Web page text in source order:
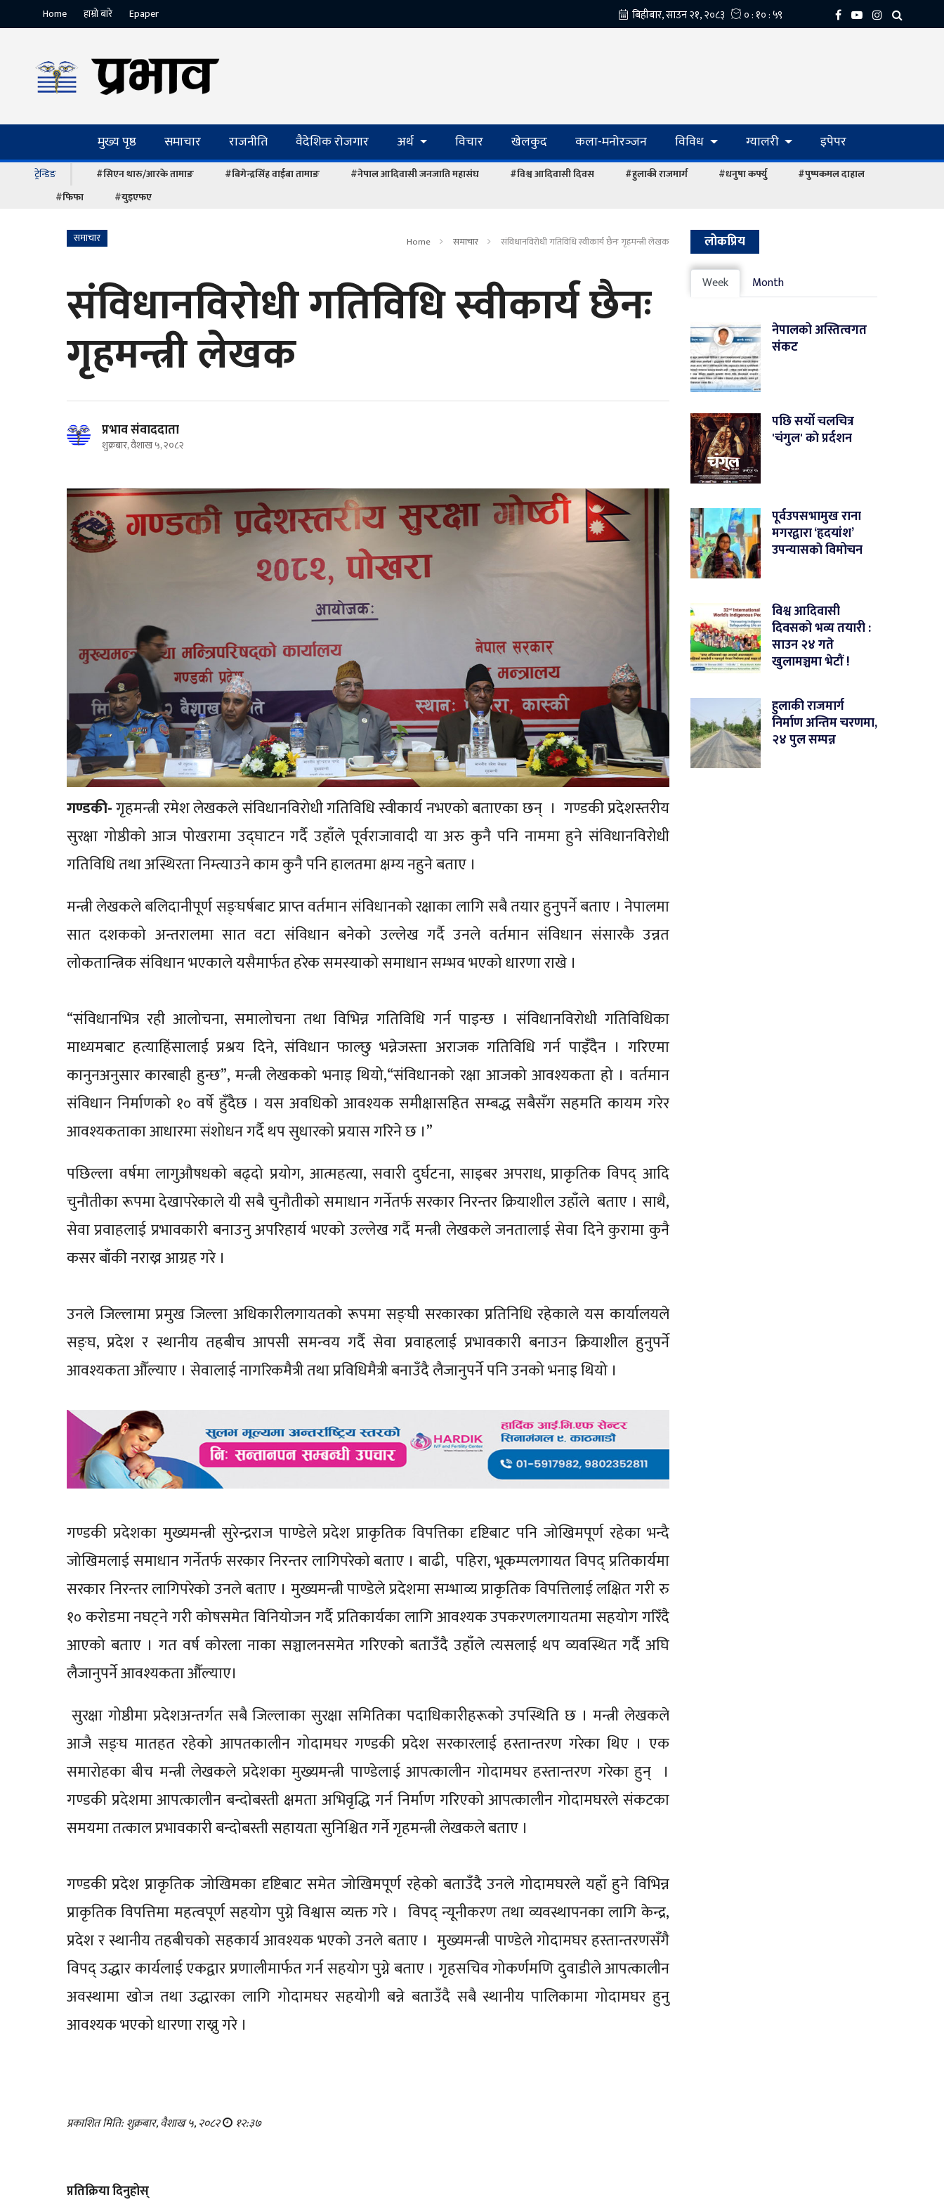
Home हाम्रो बारे Epaper
मुख्य पृष्ठ समाचार राजनीति वैदेशिक रोजगार अर्थ विचार खेलकुद कला-मनोरञ्‍जन विविध ग्यालरी इपेपर
ट्रेन्डिङ #सिएन थारु/आरके तामाङ #बिगेन्द्रसिंह वाईबा तामाङ #नेपाल आदिवासी जनजाति महासंघ #विश्व आदिवासी दिवस #हुलाकी राजमार्ग #धनुषा कर्फ्यु
#पुष्पकमल दाहाल
#फिफा
#युइएफए
समाचार Home समाचार संविधानविरोधी गतिविधि स्वीकार्य छैनः गृहमन्त्री लेखक
संविधानविरोधी गतिविधि स्वीकार्य छैनः
गृहमन्त्री लेखक
प्रभाव संवाददाता
शुक्रबार, वैशाख ५, २०८२
गण्डकी-गृहमन्त्री रमेश लेखकले संविधानविरोधी गतिविधि स्वीकार्य नभएको बताएका छन् । गण्डकी प्रदेशस्तरीय
सुरक्षा गोष्ठीको आज पोखरामा उद्घाटन गर्दै उहाँले पूर्वराजावादी या अरु कुनै पनि नाममा हुने संविधानविरोधी
गतिविधि तथा अस्थिरता निम्त्याउने काम कुनै पनि हालतमा क्षम्य नहुने बताए ।
मन्त्री लेखकले बलिदानीपूर्ण सङ्घर्षबाट प्राप्त वर्तमान संविधानको रक्षाका लागि सबै तयार हुनुपर्ने बताए । नेपालमा
सात दशकको अन्तरालमा सात वटा संविधान बनेको उल्लेख गर्दै उनले वर्तमान संविधान संसारकै उन्नत
लोकतान्त्रिक संविधान भएकाले यसैमार्फत हरेक समस्याको समाधान सम्भव भएको धारणा राखे ।
“संविधानभित्र रही आलोचना, समालोचना तथा विभिन्न गतिविधि गर्न पाइन्छ । संविधानविरोधी गतिविधिका
माध्यमबाट हत्याहिंसालाई प्रश्रय दिने, संविधान फाल्छु भन्नेजस्ता अराजक गतिविधि गर्न पाइँदैन । गरिएमा
कानुनअनुसार कारबाही हुन्छ”, मन्त्री लेखकको भनाइ थियो,“संविधानको रक्षा आजको आवश्यकता हो । वर्तमान
संविधान निर्माणको १० वर्षे हुँदैछ । यस अवधिको आवश्यक समीक्षासहित सम्बद्ध सबैसँग सहमति कायम गरेर
आवश्यकताका आधारमा संशोधन गर्दै थप सुधारको प्रयास गरिने छ ।”
पछिल्ला वर्षमा लागुऔषधको बढ्दो प्रयोग, आत्महत्या, सवारी दुर्घटना, साइबर अपराध, प्राकृतिक विपद् आदि
चुनौतीका रूपमा देखापरेकाले यी सबै चुनौतीको समाधान गर्नेतर्फ सरकार निरन्तर क्रियाशील उहाँले बताए । साथै,
सेवा प्रवाहलाई प्रभावकारी बनाउनु अपरिहार्य भएको उल्लेख गर्दै मन्त्री लेखकले जनतालाई सेवा दिने कुरामा कुनै
कसर बाँकी नराख्न आग्रह गरे ।
उनले जिल्लामा प्रमुख जिल्ला अधिकारीलगायतको रूपमा सङ्घी सरकारका प्रतिनिधि रहेकाले यस कार्यालयले
सङ्घ, प्रदेश र स्थानीय तहबीच आपसी समन्वय गर्दै सेवा प्रवाहलाई प्रभावकारी बनाउन क्रियाशील हुनुपर्ने
आवश्यकता औँल्याए । सेवालाई नागरिकमैत्री तथा प्रविधिमैत्री बनाउँदै लैजानुपर्ने पनि उनको भनाइ थियो ।
गण्डकी प्रदेशका मुख्यमन्त्री सुरेन्द्रराज पाण्डेले प्रदेश प्राकृतिक विपत्तिका दृष्टिबाट पनि जोखिमपूर्ण रहेका भन्दै
जोखिमलाई समाधान गर्नेतर्फ सरकार निरन्तर लागिपरेको बताए । बाढी, पहिरा, भूकम्पलगायत विपद् प्रतिकार्यमा
सरकार निरन्तर लागिपरेको उनले बताए । मुख्यमन्त्री पाण्डेले प्रदेशमा सम्भाव्य प्राकृतिक विपत्तिलाई लक्षित गरी रु
१० करोडमा नघट्ने गरी कोषसमेत विनियोजन गर्दै प्रतिकार्यका लागि आवश्यक उपकरणलगायतमा सहयोग गरिँदै
आएको बताए । गत वर्ष कोरला नाका सञ्चालनसमेत गरिएको बताउँदै उहाँले त्यसलाई थप व्यवस्थित गर्दै अघि
लैजानुपर्ने आवश्यकता औँल्याए।
सुरक्षा गोष्ठीमा प्रदेशअन्तर्गत सबै जिल्लाका सुरक्षा समितिका पदाधिकारीहरूको उपस्थिति छ । मन्त्री लेखकले
आजै सङ्घ मातहत रहेको आपतकालीन गोदामघर गण्डकी प्रदेश सरकारलाई हस्तान्तरण गरेका थिए । एक
समारोहका बीच मन्त्री लेखकले प्रदेशका मुख्यमन्त्री पाण्डेलाई आपत्कालीन गोदामघर हस्तान्तरण गरेका हुन् ।
गण्डकी प्रदेशमा आपत्कालीन बन्दोबस्ती क्षमता अभिवृद्धि गर्न निर्माण गरिएको आपत्कालीन गोदामघरले संकटका
समयमा तत्काल प्रभावकारी बन्दोबस्ती सहायता सुनिश्चित गर्ने गृहमन्त्री लेखकले बताए ।
गण्डकी प्रदेश प्राकृतिक जोखिमका दृष्टिबाट समेत जोखिमपूर्ण रहेको बताउँदै उनले गोदामघरले यहाँ हुने विभिन्न
प्राकृतिक विपत्तिमा महत्वपूर्ण सहयोग पुग्ने विश्वास व्यक्त गरे । विपद् न्यूनीकरण तथा व्यवस्थापनका लागि केन्द्र,
प्रदेश र स्थानीय तहबीचको सहकार्य आवश्यक भएको उनले बताए । मुख्यमन्त्री पाण्डेले गोदामघर हस्तान्तरणसँगै
विपद् उद्धार कार्यलाई एकद्वार प्रणालीमार्फत गर्न सहयोग पुग्ने बताए । गृहसचिव गोकर्णमणि दुवाडीले आपत्कालीन
अवस्थामा खोज तथा उद्धारका लागि गोदामघर सहयोगी बन्ने बताउँदै सबै स्थानीय पालिकामा गोदामघर हुनु
आवश्यक भएको धारणा राख्नु गरे ।
प्रकाशित मिति: शुक्रबार, वैशाख ५, २०८२ १२:३७
प्रतिक्रिया दिनुहोस्
लोकप्रिय
Week Month
नेपालको अस्तित्वगत
संकट
पछि सर्यो चलचित्र
'चंगुल' काे प्रर्दशन
पूर्वउपसभामुख राना
मगरद्वारा ‘हृदयांश’
उपन्यासकाे विमोचन
विश्व आदिवासी
दिवसको भव्य तयारी :
साउन २४ गते
खुलामञ्चमा भेटौं !
हुलाकी राजमार्ग
निर्माण अन्तिम चरणमा,
२४ पुल सम्पन्न